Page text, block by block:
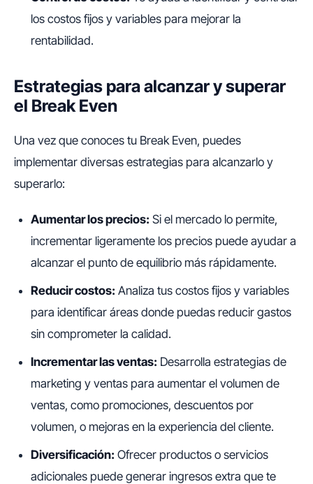
los costos fijos y variables para mejorar la
rentabilidad.
Estrategias para alcanzar y superar
el Break Even
Una vez que conoces tu Break Even, puedes
implementar diversas estrategias para alcanzarlo y
superarlo:
Aumentar los precios: Si el mercado lo permite,
incrementar ligeramente los precios puede ayudar a
alcanzar el punto de equilibrio más rápidamente.
Reducir costos: Analiza tus costos fijos y variables
para identificar áreas donde puedas reducir gastos
sin comprometer la calidad.
Incrementar las ventas: Desarrolla estrategias de
marketing y ventas para aumentar el volumen de
ventas, como promociones, descuentos por
volumen, o mejoras en la experiencia del cliente.
Diversificación: Ofrecer productos o servicios
adicionales puede generar ingresos extra que te